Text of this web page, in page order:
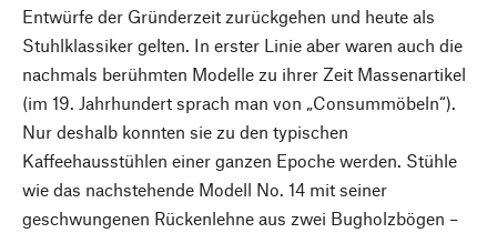
Entwürfe der Gründerzeit zurückgehen und heute als
Stuhlklassiker gelten. In erster Linie aber waren auch die
nachmals berühmten Modelle zu ihrer Zeit Massenartikel
(im 19. Jahrhundert sprach man von „Consummöbeln“).
Nur deshalb konnten sie zu den typischen
Kaffeehausstühlen einer ganzen Epoche werden. Stühle
wie das nachstehende Modell No. 14 mit seiner
geschwungenen Rückenlehne aus zwei Bugholzbögen –